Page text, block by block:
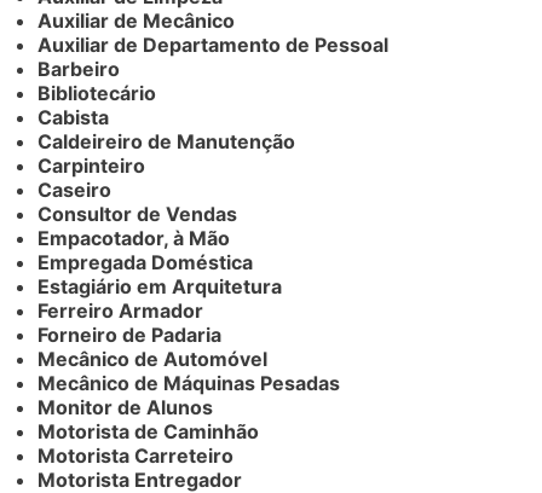
Auxiliar de Mecânico
Auxiliar de Departamento de Pessoal
Barbeiro
Bibliotecário
Cabista
Caldeireiro de Manutenção
Carpinteiro
Caseiro
Consultor de Vendas
Empacotador, à Mão
Empregada Doméstica
Estagiário em Arquitetura
Ferreiro Armador
Forneiro de Padaria
Mecânico de Automóvel
Mecânico de Máquinas Pesadas
Monitor de Alunos
Motorista de Caminhão
Motorista Carreteiro
Motorista Entregador